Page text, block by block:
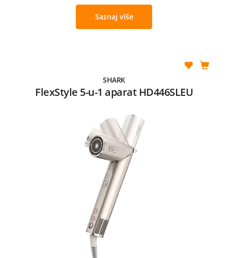
Saznaj više
SHARK
FlexStyle 5-u-1 aparat HD446SLEU